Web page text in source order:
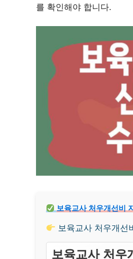
를 확인해야 합니다.
보육교사 처우개선비
보육교사 처우개선
보육교사 처우